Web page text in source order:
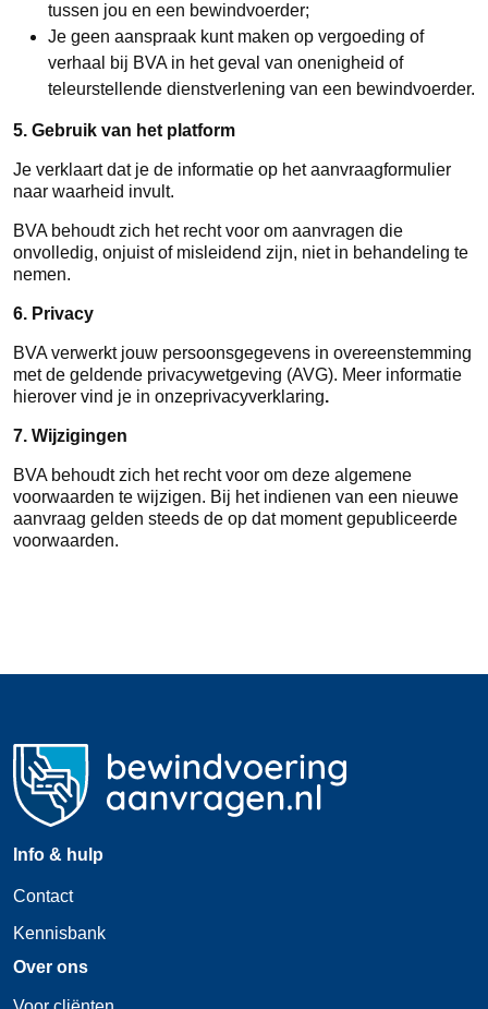
tussen jou en een bewindvoerder;
Je geen aanspraak kunt maken op vergoeding of
verhaal bij BVA in het geval van onenigheid of
teleurstellende dienstverlening van een bewindvoerder.
5. Gebruik van het platform
Je verklaart dat je de informatie op het aanvraagformulier
naar waarheid invult.
BVA behoudt zich het recht voor om aanvragen die
onvolledig, onjuist of misleidend zijn, niet in behandeling te
nemen.
6. Privacy
BVA verwerkt jouw persoonsgegevens in overeenstemming
met de geldende privacywetgeving (AVG). Meer informatie
hierover vind je in onzeprivacyverklaring.
7. Wijzigingen
BVA behoudt zich het recht voor om deze algemene
voorwaarden te wijzigen. Bij het indienen van een nieuwe
aanvraag gelden steeds de op dat moment gepubliceerde
voorwaarden.
Info & hulp
Contact
Kennisbank
Over ons